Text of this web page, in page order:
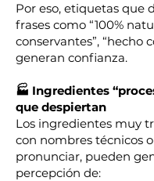
Por eso, etiquetas que
frases como “100%
conservantes”, “hecho
generan confianza.
🏭 Ingredientes
que despiertan
Los ingredientes muy
con nombres técnicos
pronunciar, pueden
percepción de: